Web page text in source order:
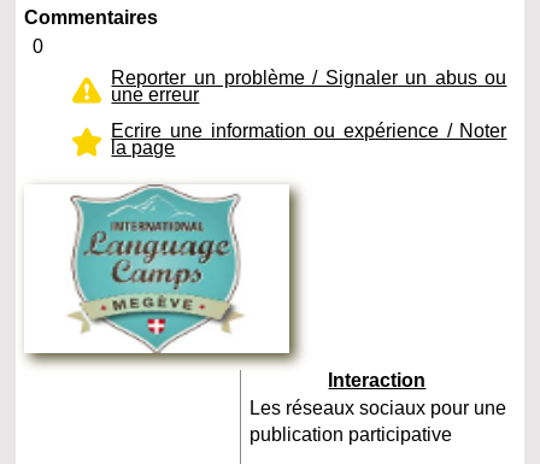
Commentaires
0
Reporter un problème / Signaler un abus ou
une erreur
Ecrire une information ou expérience / Noter
la page
Interaction
Les réseaux sociaux pour une
publication participative